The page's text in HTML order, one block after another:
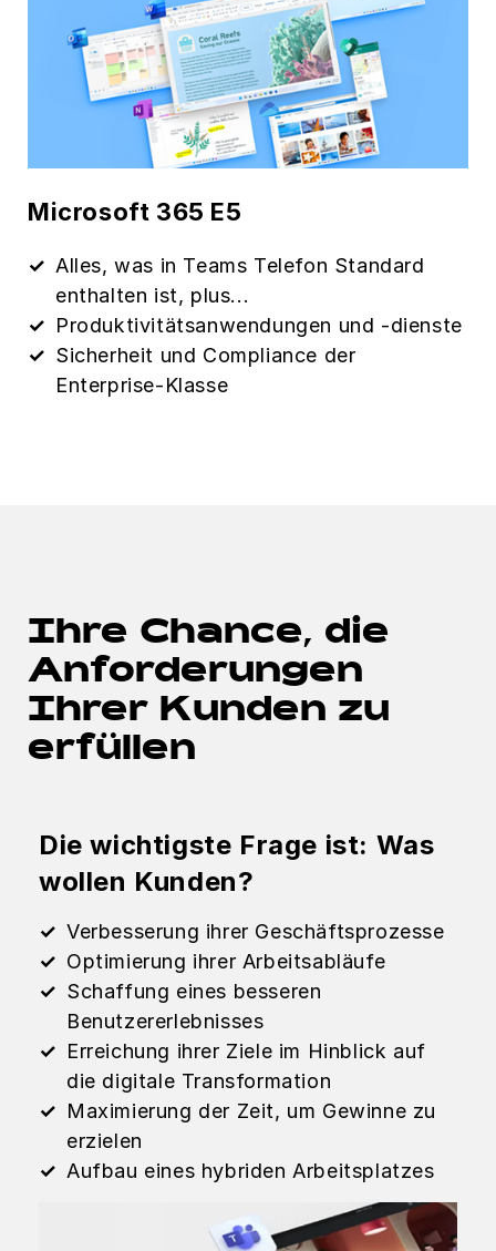
Microsoft 365 E5
Alles, was in Teams Telefon Standard
enthalten ist, plus...
Produktivitätsanwendungen und -dienste
Sicherheit und Compliance der
Enterprise-Klasse
Ihre Chance, die
Anforderungen
Ihrer Kunden zu
erfüllen
Die wichtigste Frage ist: Was
wollen Kunden?
Verbesserung ihrer Geschäftsprozesse
Optimierung ihrer Arbeitsabläufe
Schaffung eines besseren
Benutzererlebnisses
Erreichung ihrer Ziele im Hinblick auf
die digitale Transformation
Maximierung der Zeit, um Gewinne zu
erzielen
Aufbau eines hybriden Arbeitsplatzes